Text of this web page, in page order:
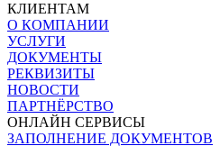
КЛИЕНТАМ
О КОМПАНИИ
УСЛУГИ
ДОКУМЕНТЫ
РЕКВИЗИТЫ
НОВОСТИ
ПАРТНЁРСТВО
ОНЛАЙН СЕРВИСЫ
ЗАПОЛНЕНИЕ ДОКУМЕНТОВ